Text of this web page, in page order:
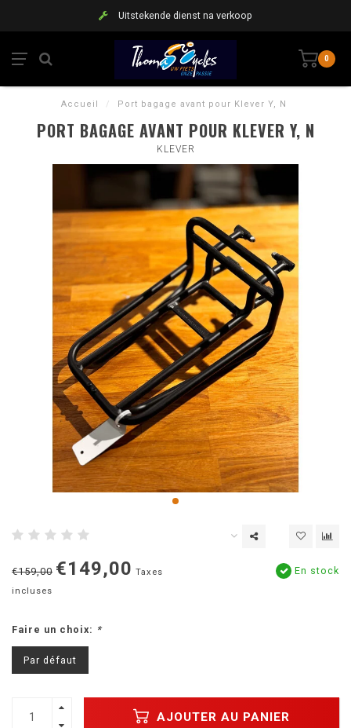
Uitstekende dienst na verkoop
0
Accueil / Port bagage avant pour Klever Y, N
PORT BAGAGE AVANT POUR KLEVER Y, N
KLEVER
€159,00 €149,00 Taxes
incluses
En stock
Faire un choix: *
Par défaut
AJOUTER AU PANIER